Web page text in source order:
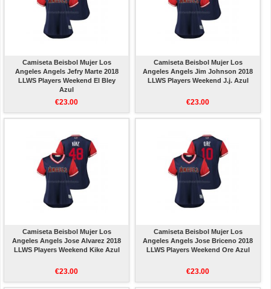
Camiseta Beisbol Mujer Los
Angeles Angels Jefry Marte 2018
LLWS Players Weekend El Bley
Azul
€23.00
Camiseta Beisbol Mujer Los
Angeles Angels Jim Johnson 2018
LLWS Players Weekend J.j. Azul
€23.00
Camiseta Beisbol Mujer Los
Angeles Angels Jose Alvarez 2018
LLWS Players Weekend Kike Azul
€23.00
Camiseta Beisbol Mujer Los
Angeles Angels Jose Briceno 2018
LLWS Players Weekend Ore Azul
€23.00